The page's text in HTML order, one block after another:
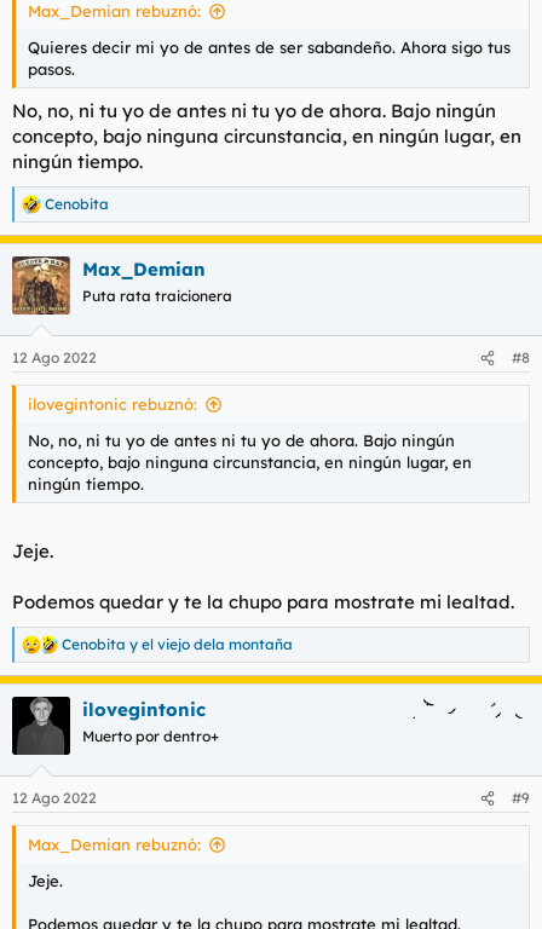
Max_Demian rebuznó:
Quieres decir mi yo de antes de ser sabandeño. Ahora sigo tus
pasos.
No, no, ni tu yo de antes ni tu yo de ahora. Bajo ningún
concepto, bajo ninguna circunstancia, en ningún lugar, en
ningún tiempo.
R
e
a
c
c
i
e
s
Cenobita
Max_Demian
Puta rata traicionera
12 Ago 2022 #8
ilovegintonic rebuznó:
No, no, ni tu yo de antes ni tu yo de ahora. Bajo ningún
concepto, bajo ninguna circunstancia, en ningún lugar, en
ningún tiempo.
Jeje.
Podemos quedar y te la chupo para mostrate mi lealtad.
R
e
a
c
e
s
Cenobita y el viejo dela montaña
ilovegintonic
Muerto por dentro+
12 Ago 2022 #9
Max_Demian rebuznó:
Jeje.
Podemos quedar y te la chupo para mostrate mi lealtad.